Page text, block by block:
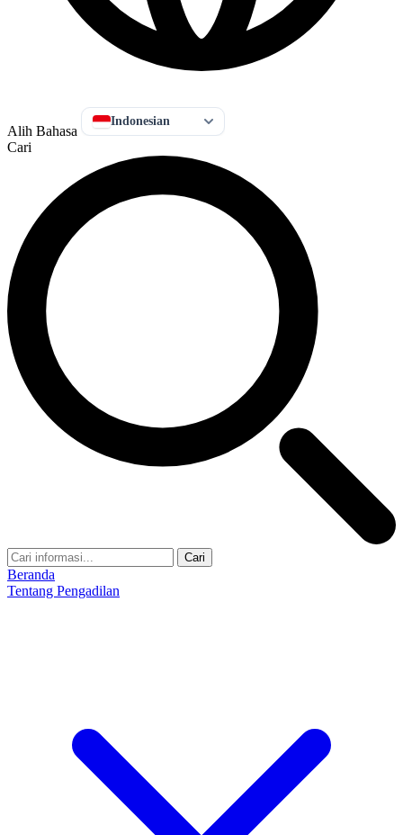
Alih Bahasa
Indonesian
Cari
Cari
Beranda
Tentang Pengadilan